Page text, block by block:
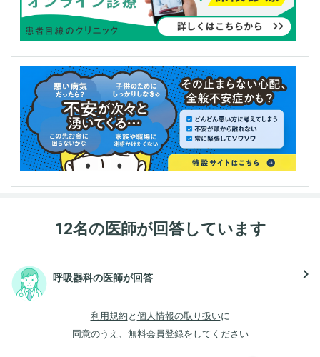
12名の医師が回答しています
呼吸器科の医師が回答 navigate_next
利用規約 と 個人情報の取り扱いに
同意のうえ、無料会員登録をしてください